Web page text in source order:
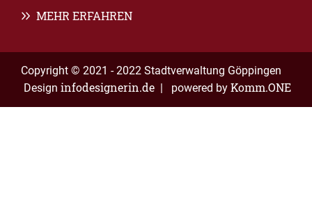
MEHR ERFAHREN
Copyright © 2021 - 2022 Stadtverwaltung Göppingen
Design infodesignerin.de | powered by Komm.ONE